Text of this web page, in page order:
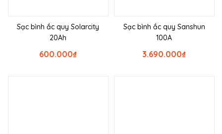
Sạc bình ắc quy Solarcity
20Ah
₫
600.000
Sạc bình ắc quy Sanshun
100A
₫
3.690.000